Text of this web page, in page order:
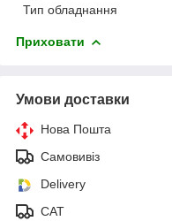
Тип обладнання
Приховати
Умови доставки
Нова Пошта
Самовивіз
Delivery
САТ